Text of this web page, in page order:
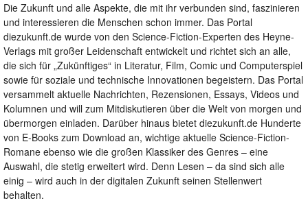
Die Zukunft und alle Aspekte, die mit ihr verbunden sind, faszinieren
und interessieren die Menschen schon immer. Das Portal
diezukunft.de wurde von den Science-Fiction-Experten des Heyne-
Verlags mit großer Leidenschaft entwickelt und richtet sich an alle,
die sich für „Zukünftiges“ in Literatur, Film, Comic und Computerspiel
sowie für soziale und technische Innovationen begeistern. Das Portal
versammelt aktuelle Nachrichten, Rezensionen, Essays, Videos und
Kolumnen und will zum Mitdiskutieren über die Welt von morgen und
übermorgen einladen. Darüber hinaus bietet diezukunft.de Hunderte
von E-Books zum Download an, wichtige aktuelle Science-Fiction-
Romane ebenso wie die großen Klassiker des Genres – eine
Auswahl, die stetig erweitert wird. Denn Lesen – da sind sich alle
einig – wird auch in der digitalen Zukunft seinen Stellenwert
behalten.